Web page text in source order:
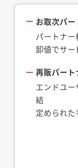
お取次パー
パートナ
卸値でサー
再販パート
エンドユ
結
定められ